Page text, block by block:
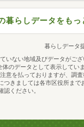
暮らしデータをもっ
暮らしデータ
いない地域及びデータがご
のデータとして表示していま
意を払っておりますが、調
つきましては各市区役所まで
認ください。